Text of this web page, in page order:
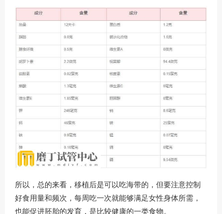
所以，总的来看，移植后是可以吃海带的，但要注意控制
好食用量和频次，每周吃一次就能够满足女性身体所需，
也能促进胚胎的发育，是比较健康的一类食物。